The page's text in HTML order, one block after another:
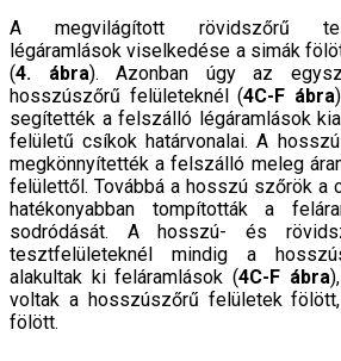
A megvilágított rövidszőrű
légáramlások viselkedése a simák
(4. ábra). Azonban úgy az
hosszúszőrű felületeknél (4C-F ábra
segítették a felszálló légáramlások
felületű csíkok határvonalai. A
megkönnyítették a fel­szálló meleg
felülettől. To­vábbá a hosszú szőrök a
haté­konyabban tompították a
sodródását. A hosszú- és
tesztfelületeknél mindig a
alakultak ki feláramlások (4C-F ábra
voltak a hosszúszőrű felületek
fölött.